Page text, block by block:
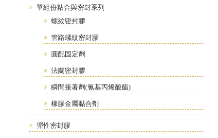
單組份粘合與密封系列
螺紋密封膠
管路螺紋密封膠
圓配固定劑
法蘭密封膠
瞬間接著劑(氰基丙烯酸酯)
橡膠金屬黏合劑
彈性密封膠